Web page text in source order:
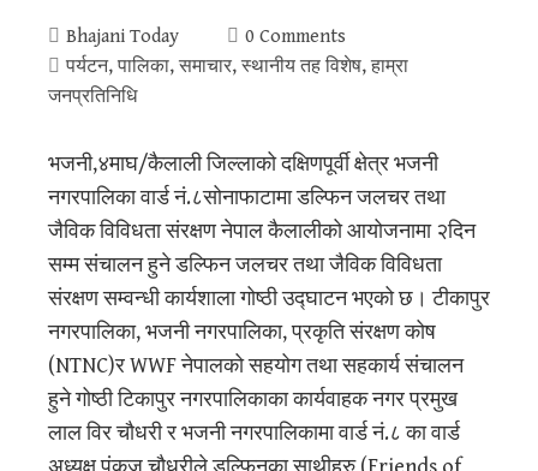
Bhajani Today
0 Comments
पर्यटन, पालिका, समाचार, स्थानीय तह विशेष, हाम्रा
जनप्रतिनिधि
भजनी,४माघ/कैलाली जिल्लाको दक्षिणपूर्वी क्षेत्र भजनी
नगरपालिका वार्ड नं.८सोनाफाटामा डल्फिन जलचर तथा
जैविक विविधता संरक्षण नेपाल कैलालीको आयोजनामा २दिन
सम्म संचालन हुने डल्फिन जलचर तथा जैविक विविधता
संरक्षण सम्वन्धी कार्यशाला गोष्ठी उद्घाटन भएको छ। टीकापुर
नगरपालिका, भजनी नगरपालिका, प्रकृति संरक्षण कोष
(NTNC)र WWF नेपालको सहयोग तथा सहकार्य संचालन
हुने गोष्ठी टिकापुर नगरपालिकाका कार्यवाहक नगर प्रमुख
लाल विर चौधरी र भजनी नगरपालिकामा वार्ड नं.८ का वार्ड